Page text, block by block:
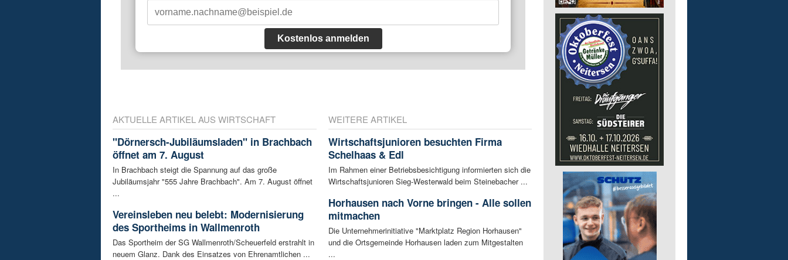
Kostenlos anmelden
AKTUELLE ARTIKEL AUS WIRTSCHAFT
"Dörnersch-Jubiläumsladen" in Brachbach
öffnet am 7. August
In Brachbach steigt die Spannung auf das große
Jubiläumsjahr "555 Jahre Brachbach". Am 7. August öffnet
...
Vereinsleben neu belebt: Modernisierung
des Sportheims in Wallmenroth
Das Sportheim der SG Wallmenroth/Scheuerfeld erstrahlt in
neuem Glanz. Dank des Einsatzes von Ehrenamtlichen ...
WEITERE ARTIKEL
Wirtschaftsjunioren besuchten Firma
Schelhaas & Edl
Im Rahmen einer Betriebsbesichtigung informierten sich die
Wirtschaftsjunioren Sieg-Westerwald beim Steinebacher ...
Horhausen nach Vorne bringen - Alle sollen
mitmachen
Die Unternehmerinitiative "Marktplatz Region Horhausen"
und die Ortsgemeinde Horhausen laden zum Mitgestalten
...